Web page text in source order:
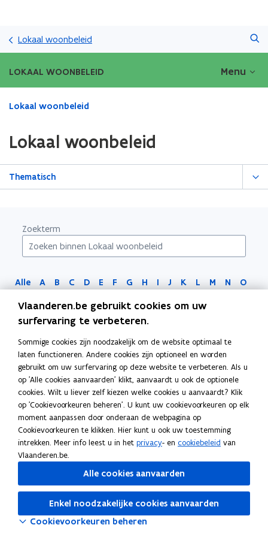
gaan
Lokaal woonbeleid
LOKAAL WOONBELEID Menu
Gedaan
zich
op:
Lokaal woonbeleid
Lokaal woonbeleid
Thematisch
Zoekterm
Alle A B C D E F G H I J K L M N
O
P
Q R S T U V W X Y Z 0-9
Bezig met laden...
Vlaanderen.be gebruikt cookies om uw
surfervaring te verbeteren.
Sommige cookies zijn noodzakelijk om de website optimaal te
laten functioneren. Andere cookies zijn optioneel en worden
gebruikt om uw surfervaring op deze website te verbeteren. Als u
op 'Alle cookies aanvaarden' klikt, aanvaardt u ook de optionele
cookies. Wilt u liever zelf kiezen welke cookies u aanvaardt? Klik
op 'Cookievoorkeuren beheren'. U kunt uw cookievoorkeuren op elk
moment aanpassen door onderaan de webpagina op
Cookievoorkeuren te klikken. Hier kunt u ook uw toestemming
intrekken. Meer info leest u in het privacy- en cookiebeleid van
Vlaanderen.be.
Alle cookies aanvaarden
Enkel noodzakelijke cookies aanvaarden
Cookievoorkeuren beheren